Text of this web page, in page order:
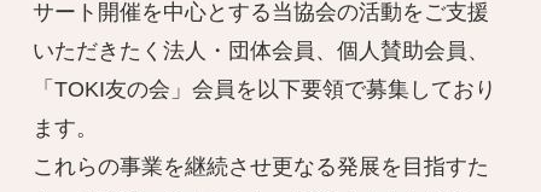
サート開催を中心とする当協会の活動をご支援
いただきたく法人・団体会員、個人賛助会員、
「TOKI友の会」会員を以下要領で募集しており
ます。
これらの事業を継続させ更なる発展を目指すた